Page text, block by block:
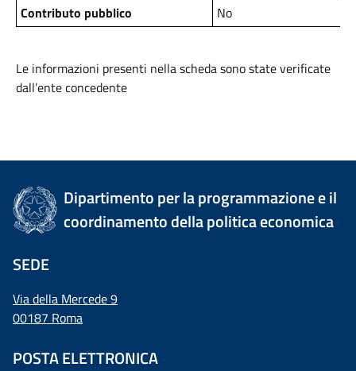
Contributo pubblico
No
Le informazioni presenti nella scheda sono state verificate
dall’ente concedente
Dipartimento per la programmazione e il
coordinamento della politica economica
SEDE
Via della Mercede 9
00187 Roma
POSTA ELETTRONICA